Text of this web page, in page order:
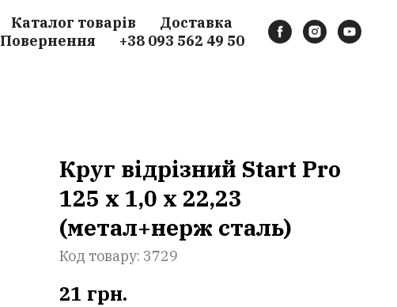
Каталог товарів
Доставка
Повернення
+38 093 562 49 50
Круг відрізний Start Pro
125 x 1,0 x 22,23
(метал+нерж сталь)
Код товару: 3729
21 грн.